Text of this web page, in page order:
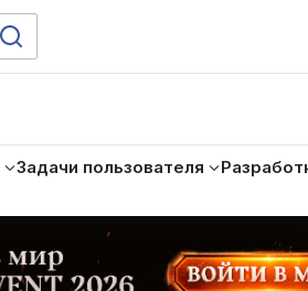
Задачи пользователя